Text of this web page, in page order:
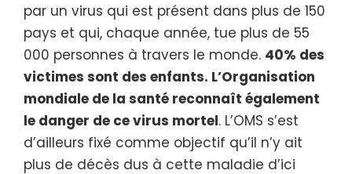
par un virus qui est présent dans plus de 150
pays et qui, chaque année, tue plus de 55
000 personnes à travers le monde. 40% des
victimes sont des enfants. L’Organisation
mondiale de la santé reconnaît également
le danger de ce virus mortel. L’OMS s’est
d’ailleurs fixé comme objectif qu’il n’y ait
plus de décès dus à cette maladie d’ici